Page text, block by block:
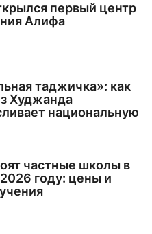
первый центр
Алифа
таджичка»: как
Худжанда
национальную
частные школы в
году: цены и